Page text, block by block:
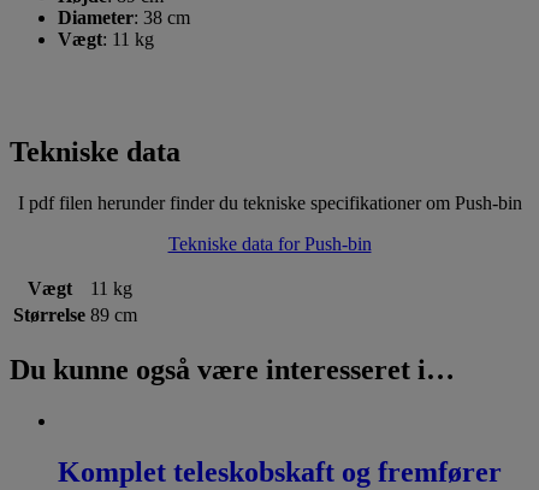
Diameter: 38 cm
Vægt: 11 kg
Tekniske data
I pdf filen herunder finder du tekniske specifikationer om Push-bin
Tekniske data for Push-bin
Vægt
11 kg
Størrelse 89 cm
Du kunne også være interesseret i…
Komplet teleskobskaft og fremfører